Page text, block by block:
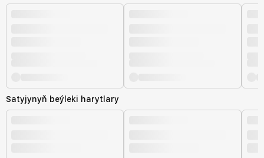
Satyjynyň beýleki harytlary